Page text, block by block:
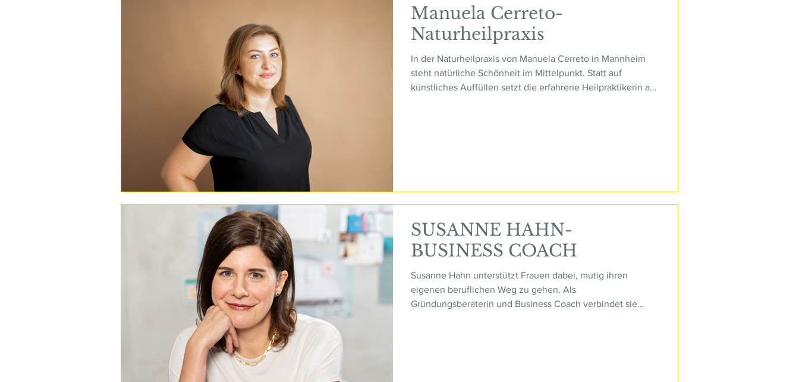
Manuela Cerreto-
Naturheilpraxis
In der Naturheilpraxis von Manuela Cerreto in Mannheim
steht natürliche Schönheit im Mittelpunkt. Statt auf
künstliches Auffüllen setzt die erfahrene Heilpraktikerin auf
SUSANNE HAHN-
BUSINESS COACH
Susanne Hahn unterstützt Frauen dabei, mutig ihren
eigenen beruflichen Weg zu gehen. Als
Gründungsberaterin und Business Coach verbindet sie